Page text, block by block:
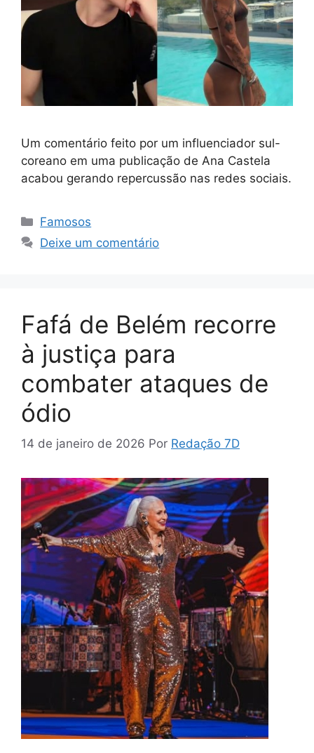
Um comentário feito por um influenciador sul-
coreano em uma publicação de Ana Castela
acabou gerando repercussão nas redes sociais.
Categorias
Famosos
Deixe um comentário
Fafá de Belém recorre
à justiça para
combater ataques de
ódio
14 de janeiro de 2026 Por Redação 7D